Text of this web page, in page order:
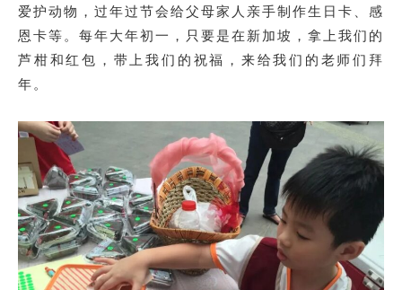
爱护动物，过年过节会给父母家人亲手制作生日卡、感
恩卡等。每年大年初一，只要是在新加坡，拿上我们的
芦柑和红包，带上我们的祝福，来给我们的老师们拜
年。